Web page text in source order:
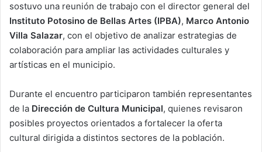
sostuvo una reunión de trabajo con el director general del
Instituto Potosino de Bellas Artes (IPBA), Marco Antonio
Villa Salazar, con el objetivo de analizar estrategias de
colaboración para ampliar las actividades culturales y
artísticas en el municipio.
Durante el encuentro participaron también representantes
de la Dirección de Cultura Municipal, quienes revisaron
posibles proyectos orientados a fortalecer la oferta
cultural dirigida a distintos sectores de la población.